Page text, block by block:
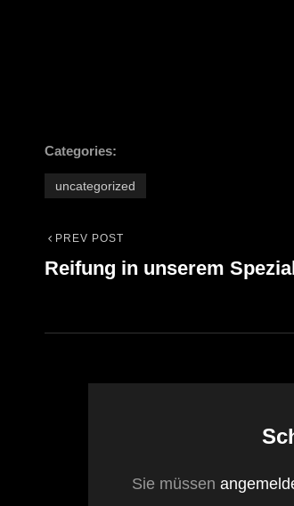
Categories:
uncategorized
Beitrags-
Navigation
Previous
Post
PREV POST
Reifung in unserem
Sie müssen